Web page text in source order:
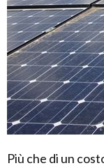
Più che di un